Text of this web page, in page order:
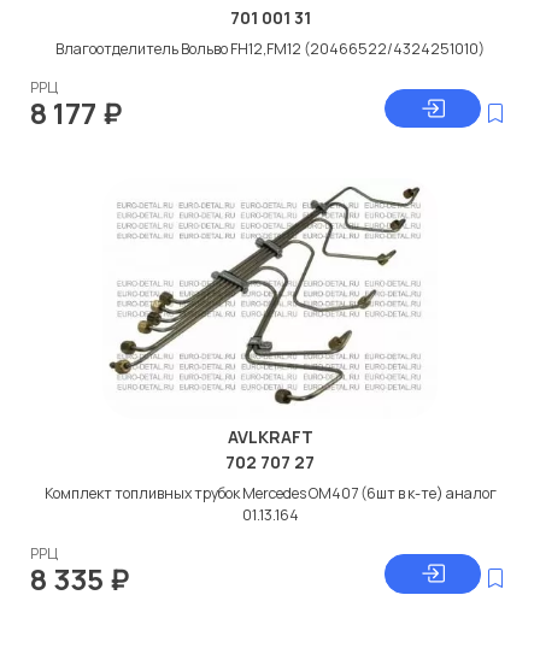
701 001 31
Влагоотделитель Вольво FH12,FM12 (20466522/4324251010)
РРЦ
8 177 ₽
AVLKRAFT
702 707 27
Комплект топливных трубок Мercedes ОМ407 (6шт в к-те) аналог
01.13.164
РРЦ
8 335 ₽